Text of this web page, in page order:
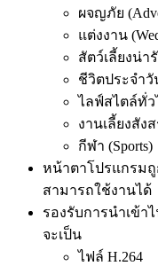
ผจญภัย
แต่งงาน
สัตว์เลี้ยงน่า
ชีวิตประจำวั
ไลฟ์สไตล์ทั่ว
งานเลี้ยงสัง
กีฬา (Sports)
หน้าตาโปรแกรมถู
สามารถใช้งานได้
รองรับการนำเข้า
จะเป็น
ไฟล์ H.264